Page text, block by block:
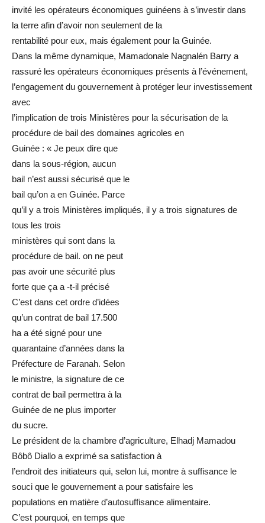
invité les opérateurs économiques guinéens à s’investir dans
la terre afin d’avoir non seulement de la
rentabilité pour eux, mais également pour la Guinée.
Dans la même dynamique, Mamadonale Nagnalén Barry a
rassuré les opérateurs économiques présents à l’événement,
l’engagement du gouvernement à protéger leur investissement
avec
l’implication de trois Ministères pour la sécurisation de la
procédure de bail des domaines agricoles en
Guinée : « Je peux dire que
dans la sous-région, aucun
bail n’est aussi sécurisé que le
bail qu’on a en Guinée. Parce
qu’il y a trois Ministères impliqués, il y a trois signatures de
tous les trois
ministères qui sont dans la
procédure de bail. on ne peut
pas avoir une sécurité plus
forte que ça a -t-il précisé
C’est dans cet ordre d’idées
qu’un contrat de bail 17.500
ha a été signé pour une
quarantaine d’années dans la
Préfecture de Faranah. Selon
le ministre, la signature de ce
contrat de bail permettra à la
Guinée de ne plus importer
du sucre.
Le président de la chambre d’agriculture, Elhadj Mamadou
Bôbô Diallo a exprimé sa satisfaction à
l’endroit des initiateurs qui, selon lui, montre à suffisance le
souci que le gouvernement a pour satisfaire les
populations en matière d’autosuffisance alimentaire.
C’est pourquoi, en temps que